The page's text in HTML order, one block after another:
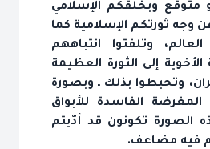
وبخلقكم الإسلامي
وجه ثورتكم الإسلامية كما
وتلفتوا انتباههم
إلى الثورة العظيمة
وتحبطوا بذلك ـ وبصورة
المغرضة الفاسدة للأبواق
الصورة تكونون قد أدّيتم
فيه مضاعف.